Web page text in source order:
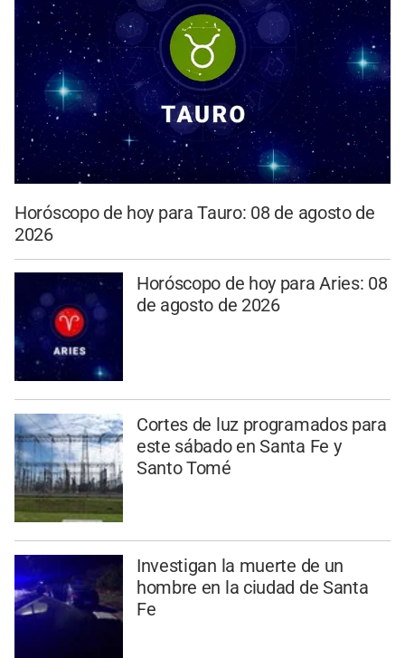
Horóscopo de hoy para Tauro: 08 de agosto de
2026
Horóscopo de hoy para Aries: 08
de agosto de 2026
Cortes de luz programados para
este sábado en Santa Fe y
Santo Tomé
Investigan la muerte de un
hombre en la ciudad de Santa
Fe